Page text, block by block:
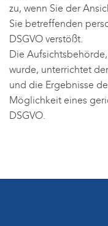
zu, wenn Sie der
Sie betreffenden
DSGVO verstößt.
Die
wurde, unterrichtet
und die Ergebnisse
Möglichkeit eines
DSGVO.